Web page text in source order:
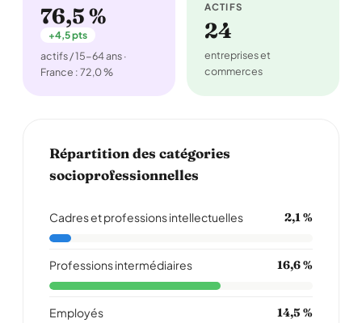
76,5 %
+4,5 pts
actifs / 15-64 ans ·
France : 72,0 %
ACTIFS
24
entreprises et
commerces
Répartition des catégories
socioprofessionnelles
Cadres et professions intellectuelles 2,1 %
Professions intermédiaires 16,6 %
Employés 14,5 %